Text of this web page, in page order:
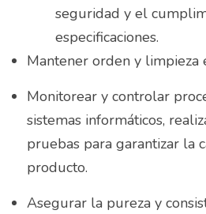
Analista de Inventarios
Asesor comercial
Asesor Comercial
Asesor de credito
seguridad y el
especificaciones.
Mantener orden y limpieza
Monitorear y controlar
sistemas informáticos,
pruebas para garantizar la
producto.
Asegurar la pureza y